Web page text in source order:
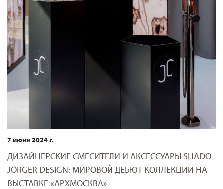
7 июня 2024 г.
ДИЗАЙНЕРСКИЕ СМЕСИТЕЛИ И АКСЕССУАРЫ SHADO
JÖRGER DESIGN: МИРОВОЙ ДЕБЮТ КОЛЛЕКЦИИ НА
ВЫСТАВКЕ «АРХМОСКВА»